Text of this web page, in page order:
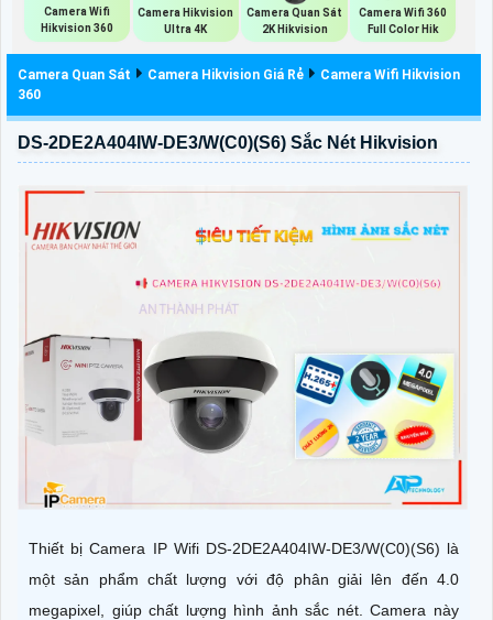
Camera Wifi
Hikvision 360
Camera Hikvision
Ultra 4K
Camera Quan Sát
2K Hikvision
Camera Wifi 360
Full Color Hik
Camera Quan Sát Camera Hikvision Giá Rẻ
Camera Wifi Hikvision
360
DS-2DE2A404IW-DE3/W(C0)(S6) Sắc Nét Hikvision
Thiết bị Camera IP Wifi DS-2DE2A404IW-DE3/W(C0)(S6) là
một sản phẩm chất lượng với độ phân giải lên đến 4.0
megapixel, giúp chất lượng hình ảnh sắc nét. Camera này